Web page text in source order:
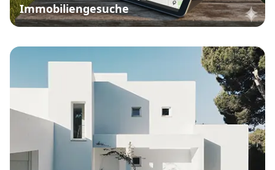
Immobiliengesuche